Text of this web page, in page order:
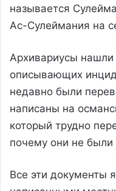
называется
Ас-Сулеймания на
Архивариусы нашли
описывающих
недавно были
написаны на
который трудно
почему они не
Все эти документы